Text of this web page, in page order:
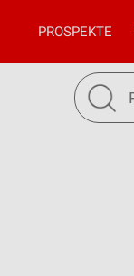
PROSPEKTE